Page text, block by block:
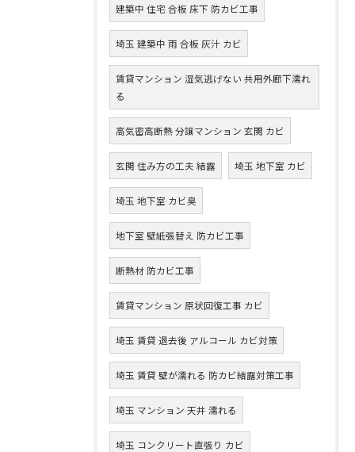
建築中 住宅 合板 床下 防カビ工事
埼玉 建築中 雨 合板 灰汁 カビ
賃貸マンション 湿気逃げない 共用外廊下濡れ
る
高気密高断熱 分譲マンション 玄関 カビ
玄関 住み方の工夫 結露 埼玉 地下室 カビ
埼玉 地下室 カビ臭
地下室 壁紙張替え 防カビ工事
断熱材 防カビ工事
賃貸マンション 原状回復工事 カビ
埼玉 賃貸 退去後 アルコール カビ対策
埼玉 賃貸 壁が濡れる 防カビ結露対策工事
埼玉 マンション 天井 濡れる
埼玉 コンクリート直張り カビ